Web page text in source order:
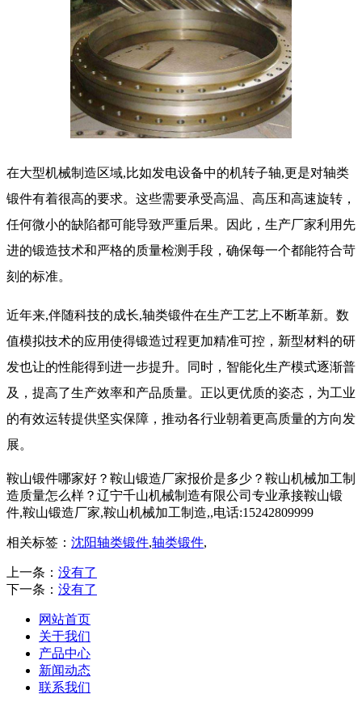
在大型机械制造区域,比如发电设备中的机转子轴,更是对轴类
锻件有着很高的要求。这些需要承受高温、高压和高速旋转，
任何微小的缺陷都可能导致严重后果。因此，生产厂家利用先
进的锻造技术和严格的质量检测手段，确保每一个都能符合苛
刻的标准。
近年来,伴随科技的成长,轴类锻件在生产工艺上不断革新。数
值模拟技术的应用使得锻造过程更加精准可控，新型材料的研
发也让的性能得到进一步提升。同时，智能化生产模式逐渐普
及，提高了生产效率和产品质量。正以更优质的姿态，为工业
的有效运转提供坚实保障，推动各行业朝着更高质量的方向发
展。
鞍山锻件哪家好？鞍山锻造厂家报价是多少？鞍山机械加工制
造质量怎么样？辽宁千山机械制造有限公司专业承接鞍山锻
件,鞍山锻造厂家,鞍山机械加工制造,,电话:15242809999
相关标签： 沈阳轴类锻件,轴类锻件,
上一条： 没有了
下一条： 没有了
网站首页
关于我们
产品中心
新闻动态
联系我们